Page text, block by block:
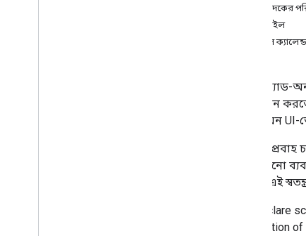
সম্পাদকের
জিমেইল
গুগল
যেসব অ্যাড-
অনুমোদন
অ্যাড-অন UI-
এই
অন কোনো
প্রজেক্ট এই
You declare
description